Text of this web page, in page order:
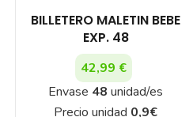
BILLETERO MALETIN BEBE
EXP. 48
42,99 €
Envase 48 unidad/es
Precio unidad 0,9€